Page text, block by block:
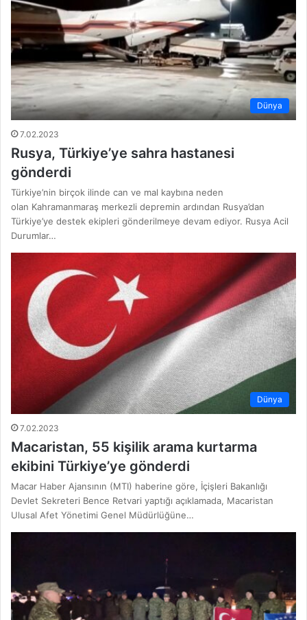
Dünya
7.02.2023
Rusya, Türkiye’ye sahra hastanesi
gönderdi
Türkiye’nin birçok ilinde can ve mal kaybına neden
olan Kahramanmaraş merkezli depremin ardından Rusya’dan
Türkiye’ye destek ekipleri gönderilmeye devam ediyor. Rusya Acil
Durumlar…
Dünya
7.02.2023
Macaristan, 55 kişilik arama kurtarma
ekibini Türkiye’ye gönderdi
Macar Haber Ajansının (MTI) haberine göre, İçişleri Bakanlığı
Devlet Sekreteri Bence Retvari yaptığı açıklamada, Macaristan
Ulusal Afet Yönetimi Genel Müdürlüğüne…